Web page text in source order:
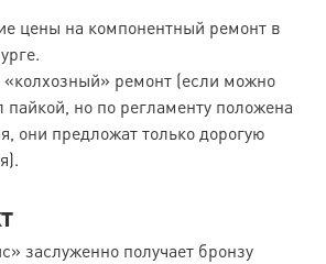
цены на компонентный ремонт в
«колхозный» ремонт (если можно
пайкой, но по регламенту положена
они предложат только дорогую
заслуженно получает бронзу